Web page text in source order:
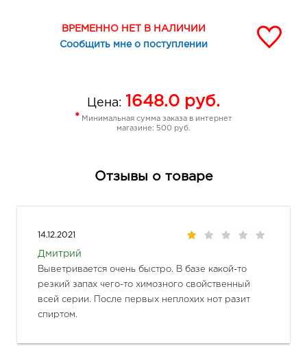
ВРЕМЕННО НЕТ В НАЛИЧИИ
Сообщить мне о поступлении
Цена: 1648.0 руб.
* Минимальная сумма заказа в интернет
магазине: 500 руб.
Отзывы о товаре
14.12.2021
Дмитрий
Выветривается очень быстро. В базе какой-то
резкий запах чего-то химозного свойственный
всей серии. После первых неплохих нот разит
спиртом.